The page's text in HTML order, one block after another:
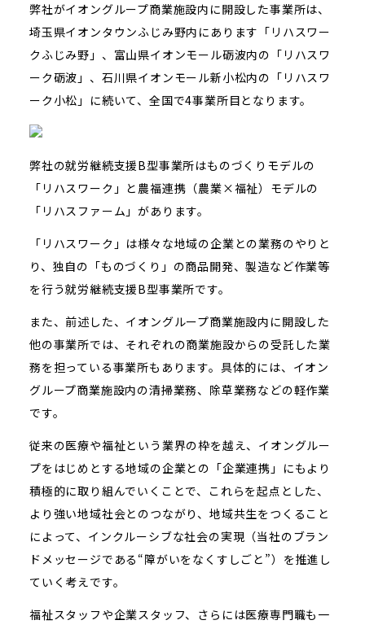
弊社がイオングループ商業施設内に開設した事業所は、
埼玉県イオンタウンふじみ野内にあります「リハスワー
クふじみ野」、富山県イオンモール砺波内の「リハスワ
ーク砺波」、石川県イオンモール新小松内の「リハスワ
ーク小松」に続いて、全国で4事業所目となります。
弊社の就労継続支援B型事業所はものづくりモデルの
「リハスワーク」と農福連携（農業×福祉）モデルの
「リハスファーム」があります。
「リハスワーク」は様々な地域の企業との業務のやりと
り、独自の「ものづくり」の商品開発、製造など作業等
を行う就労継続支援B型事業所です。
また、前述した、イオングループ商業施設内に開設した
他の事業所では、それぞれの商業施設からの受託した業
務を担っている事業所もあります。具体的には、イオン
グループ商業施設内の清掃業務、除草業務などの軽作業
です。
従来の医療や福祉という業界の枠を越え、イオングルー
プをはじめとする地域の企業との「企業連携」にもより
積極的に取り組んでいくことで、これらを起点とした、
より強い地域社会とのつながり、地域共生をつくること
によって、インクルーシブな社会の実現（当社のブラン
ドメッセージである“障がいをなくすしごと”）を推進し
ていく考えです。
福祉スタッフや企業スタッフ、さらには医療専門職も一